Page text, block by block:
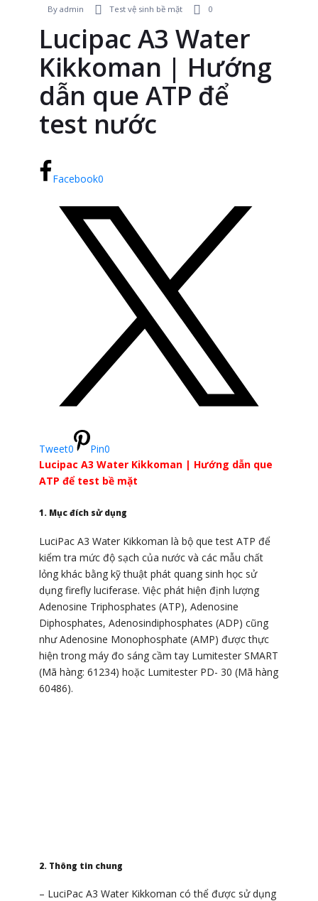
By admin Test vệ sinh bề mặt 0
Lucipac A3 Water
Kikkoman | Hướng
dẫn que ATP để
test nước
Facebook0
Tweet0 Pin0
Lucipac A3 Water Kikkoman | Hướng dẫn que
ATP để test bề mặt
1. Mục đích sử dụng
LuciPac A3 Water Kikkoman là bộ que test ATP để
kiểm tra mức độ sạch của nước và các mẫu chất
lỏng khác bằng kỹ thuật phát quang sinh học sử
dụng firefly luciferase. Việc phát hiện định lượng
Adenosine Triphosphates (ATP), Adenosine
Diphosphates, Adenosindiphosphates (ADP) cũng
như Adenosine Monophosphate (AMP) được thực
hiện trong máy đo sáng cầm tay Lumitester SMART
(Mã hàng: 61234) hoặc Lumitester PD- 30 (Mã hàng
60486).
2. Thông tin chung
– LuciPac A3 Water Kikkoman có thể được sử dụng